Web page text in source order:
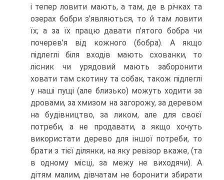
і тепер ловити мають, а там, де в річках та
озерах бобри з’являються, то й там ловити
їх; а за їх працю давати п’ятого бобра чи
почерев’я від кожного (бобра). А якщо
підлеглі біля входів мають схованки, то
лісник чи урядовий мають заборонити
ховати там скотину та собак, також підлеглі
у наші пущі (але близько) можуть ходити за
дровами, за хмизом на загорожу, за деревом
на будівництво, за ликом, але для своєї
потреби, а не продавати, а якщо хочуть
використати дерево для іншої потреби, то
брати з тієї ділянки, на яку ревізор вкаже, (та
в одному місці, за межу не виходячи). А
дітям малим, дівчатам не боронити збирати